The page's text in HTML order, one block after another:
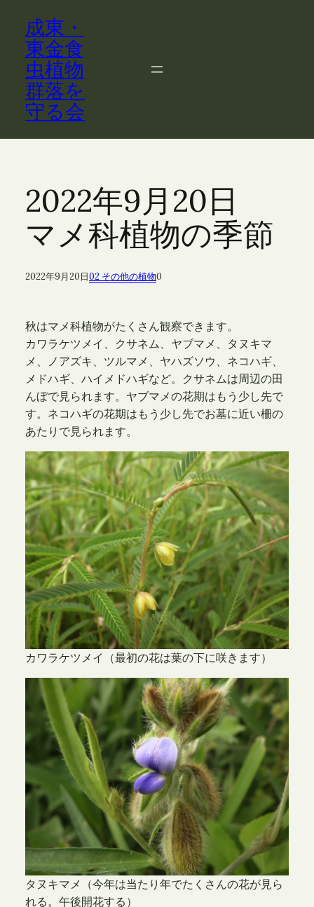
成東・
東金食
虫植物
群落を
守る会
2022年9月20日
マメ科植物の季節
2022年9月20日02 その他の植物0
秋はマメ科植物がたくさん観察できます。
カワラケツメイ、クサネム、ヤブマメ、タヌキマ
メ、ノアズキ、ツルマメ、ヤハズソウ、ネコハギ、
メドハギ、ハイメドハギなど。クサネムは周辺の田
んぼで見られます。ヤブマメの花期はもう少し先で
す。ネコハギの花期はもう少し先でお墓に近い柵の
あたりで見られます。
カワラケツメイ（最初の花は葉の下に咲きます）
タヌキマメ（今年は当たり年でたくさんの花が見ら
れる。午後開花する）